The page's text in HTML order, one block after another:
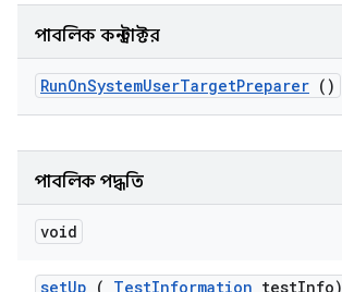
পাবলিক কনস্ট্রাক্টর
RunOnSystemUserTargetPreparer ()
পাবলিক পদ্ধতি
void
setUp ( TestInformation testInfo)